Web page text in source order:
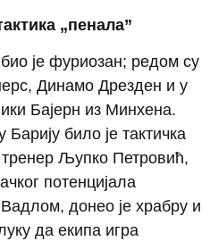
„пенала”
је фуриозан; редом су
Динамо Дрезден и у
Бајерн из Минхена.
било је тактичка
Љупко Петровић,
потенцијала
донео је храбру и
да екипа игра